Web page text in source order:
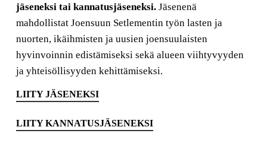
jäseneksi tai kannatusjäseneksi.Jäsenenä
mahdollistat Joensuun Setlementin työn lasten ja
nuorten, ikäihmisten ja uusien joensuulaisten
hyvinvoinnin edistämiseksi sekä alueen viihtyvyyden
ja yhteisöllisyyden kehittämiseksi.
LIITY JÄSENEKSI
LIITY KANNATUSJÄSENEKSI